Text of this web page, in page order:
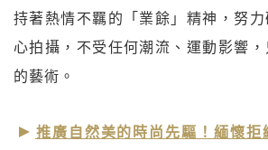
持著熱情不羈的「業餘」精神，努
心拍攝，不受任何潮流、運動影響
的藝術。
推廣自然美的時尚先驅！緬懷拒